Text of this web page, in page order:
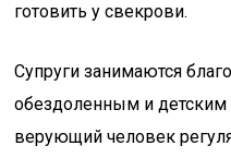
готовить у свекрови.
Супруги занимаются
обездоленным и детским
верующий человек